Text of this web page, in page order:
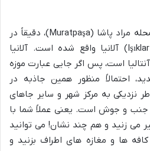
مراد پاشا (Muratpaşa)
، دقیقاً در
آلانیا واقع شده است. آلانیا
آنتالیا است، پس اگر جایی عبارت موزه
احتمالاً منظور همین جاذبه در
نزدیکی به مرکز شهر و سایر جاهای
جنب و جوش است. یعنی عملاً شما با
می زنید و هم چند نشان! می توانید
ها و مغازه های اطراف بزنید و